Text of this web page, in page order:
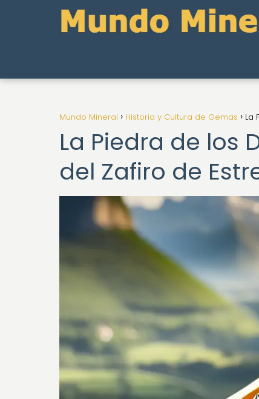
Mundo Mineral Historia y Cultura de Gemas La
La Piedra de los
del Zafiro de